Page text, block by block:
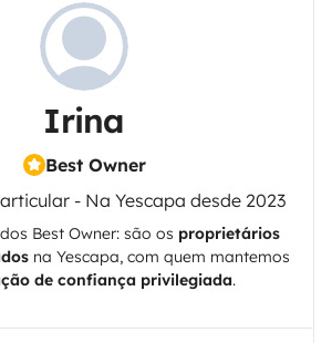
Irina
Best Owner
- Na Yescapa desde 2023
Best Owner: são os proprietários
na Yescapa, com quem mantemos
de confiança privilegiada.